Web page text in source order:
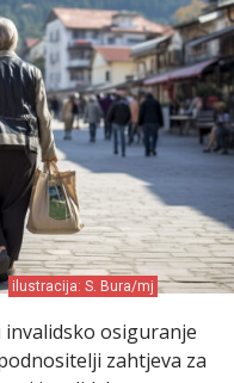
ilustracija: S. Bura/mj
invalidsko osiguranje
zahtjeva za